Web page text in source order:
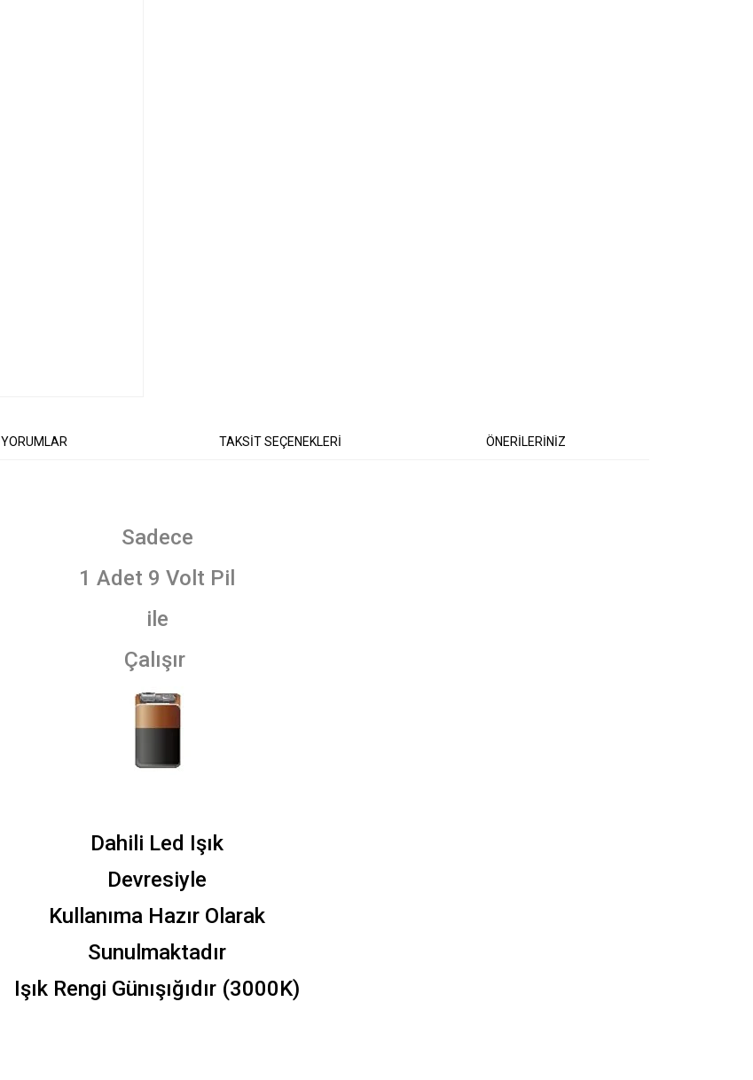
YORUMLAR TAKSİT SEÇENEKLERİ ÖNERİLERİNİZ
Sadece
1 Adet 9 Volt Pil
ile
Çalışır
Dahili Led Işık
Devresiyle
Kullanıma Hazır Olarak
Sunulmaktadır
Işık Rengi Günışığıdır (3000K)